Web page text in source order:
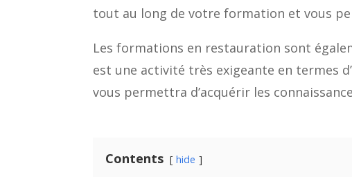
tout au long de votre formation et vous
Les formations en restauration sont
est une activité très exigeante en termes
vous permettra d’acquérir les
Contents hide